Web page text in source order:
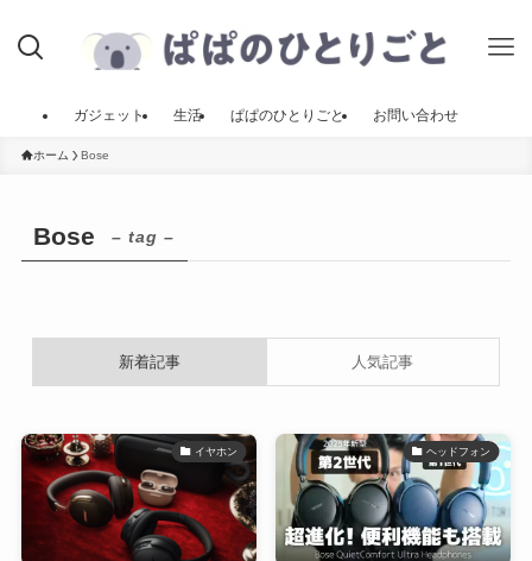
ガジェット 生活 ぱぱのひとりごと お問い合わせ
ホーム Bose
Bose – tag –
新着記事 人気記事
イヤホン ヘッドフォン